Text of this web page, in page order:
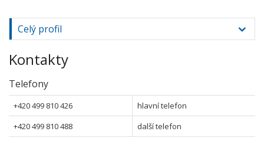
Celý profil
Kontakty
Telefony
+420 499 810 426
hlavní telefon
+420 499 810 488
další telefon